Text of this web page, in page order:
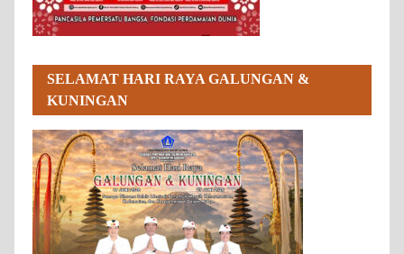
SELAMAT HARI RAYA GALUNGAN &
KUNINGAN